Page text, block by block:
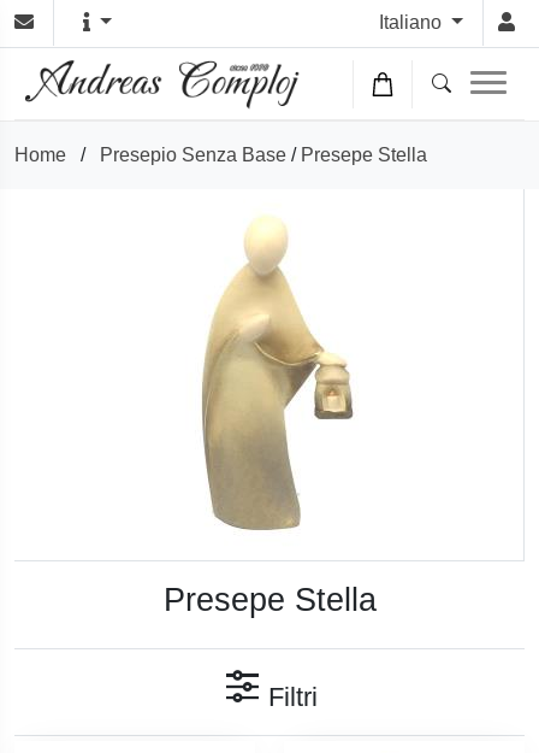
Italiano
Home / Presepio Senza Base / Presepe Stella
Presepe Stella
Filtri